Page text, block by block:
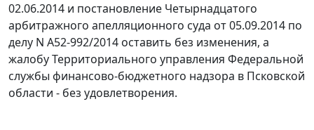
02.06.2014 и постановление Четырнадцатого
арбитражного апелляционного суда от 05.09.2014 по
делу N А52-992/2014 оставить без изменения, а
жалобу Территориального управления Федеральной
службы финансово-бюджетного надзора в Псковской
области - без удовлетворения.